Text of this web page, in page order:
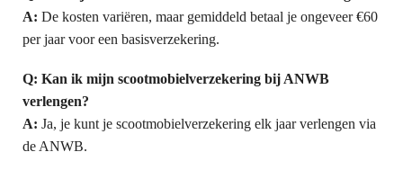
A: De kosten variëren, maar gemiddeld betaal je ongeveer €60
per jaar voor een basisverzekering.
Q: Kan ik mijn scootmobielverzekering bij ANWB
verlengen?
A: Ja, je kunt je scootmobielverzekering elk jaar verlengen via
de ANWB.